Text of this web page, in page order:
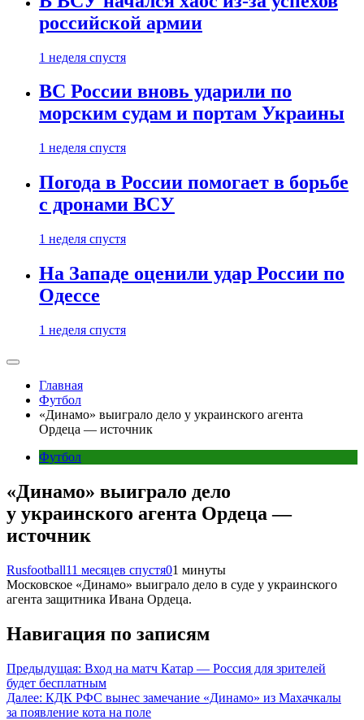
российской армии
1 неделя спустя
ВС России вновь ударили по
морским судам и портам Украины
1 неделя спустя
Погода в России помогает в борьбе
с дронами ВСУ
1 неделя спустя
На Западе оценили удар России по
Одессе
1 неделя спустя
Главная
Футбол
«Динамо» выиграло дело у украинского агента
Ордеца — источник
Футбол
«Динамо» выиграло дело
у украинского агента Ордеца —
источник
Rusfootball11 месяцев спустя01 минуты
Московское «Динамо» выиграло дело в суде у украинского
агента защитника Ивана Ордеца.
Навигация по записям
Предыдущая: Вход на матч Катар — Россия для зрителей
будет бесплатным
Далее: КДК РФС вынес замечание «Динамо» из Махачкалы
за появление кота на поле